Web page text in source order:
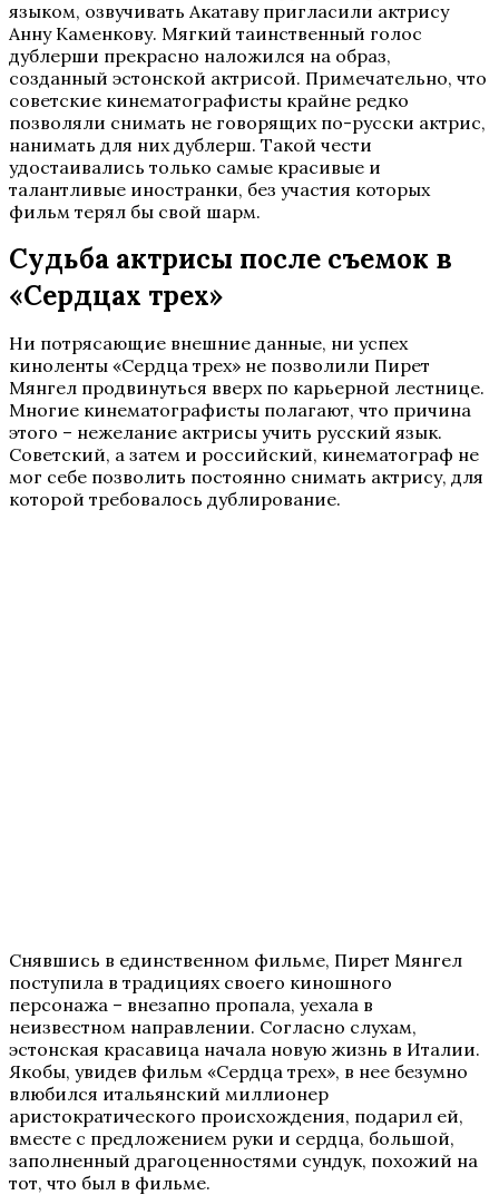
языком, озвучивать Акатаву пригласили актрису
Анну Каменкову. Мягкий таинственный голос
дублерши прекрасно наложился на образ,
созданный эстонской актрисой. Примечательно, что
советские кинематографисты крайне редко
позволяли снимать не говорящих по-русски актрис,
нанимать для них дублерш. Такой чести
удостаивались только самые красивые и
талантливые иностранки, без участия которых
фильм терял бы свой шарм.
Судьба актрисы после съемок в
«Сердцах трех»
Ни потрясающие внешние данные, ни успех
киноленты «Сердца трех» не позволили Пирет
Мянгел продвинуться вверх по карьерной лестнице.
Многие кинематографисты полагают, что причина
этого – нежелание актрисы учить русский язык.
Советский, а затем и российский, кинематограф не
мог себе позволить постоянно снимать актрису, для
которой требовалось дублирование.
Снявшись в единственном фильме, Пирет Мянгел
поступила в традициях своего киношного
персонажа – внезапно пропала, уехала в
неизвестном направлении. Согласно слухам,
эстонская красавица начала новую жизнь в Италии.
Якобы, увидев фильм «Сердца трех», в нее безумно
влюбился итальянский миллионер
аристократического происхождения, подарил ей,
вместе с предложением руки и сердца, большой,
заполненный драгоценностями сундук, похожий на
тот, что был в фильме.